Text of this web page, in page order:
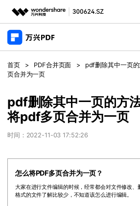
推荐产品
实用工具
政企服务
关于万兴
加入我们
帮助中心
客服热线：4000-
产品
万兴PDF Windows版
万兴PDF Mac版
万兴PDF 安卓版
万兴PDF iOS版
PDF新功能
PDF编辑器
PDF合并工具
PDF转换器
PDF加密
商业合作
学校&教育
经销商招募
帮助中心
产品支持
用户指南
常见问题
首页 > PDF合并页面 >
pdf删除其中一页
页合并为一页
pdf删除其中一页的方
将pdf多页合并为一页
时间：2022-11-03 17:52:26
怎么将PDF多页合并为一页？
大家在进行文件编辑的时候，经常都会对文件修改、
格式的文件了解比较少，不知道该怎么进行编辑。